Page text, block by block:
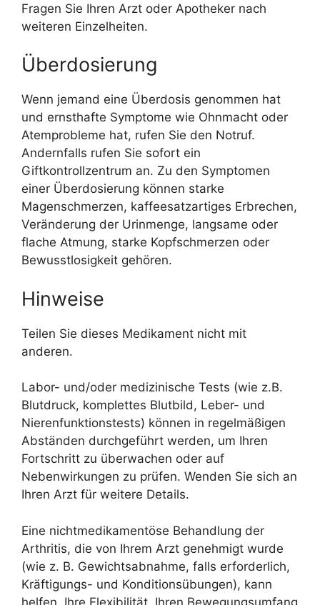
Fragen Sie Ihren Arzt oder Apotheker nach
weiteren Einzelheiten.
Überdosierung
Wenn jemand eine Überdosis genommen hat
und ernsthafte Symptome wie Ohnmacht oder
Atemprobleme hat, rufen Sie den Notruf.
Andernfalls rufen Sie sofort ein
Giftkontrollzentrum an. Zu den Symptomen
einer Überdosierung können starke
Magenschmerzen, kaffeesatzartiges Erbrechen,
Veränderung der Urinmenge, langsame oder
flache Atmung, starke Kopfschmerzen oder
Bewusstlosigkeit gehören.
Hinweise
Teilen Sie dieses Medikament nicht mit
anderen.
Labor- und/oder medizinische Tests (wie z.B.
Blutdruck, komplettes Blutbild, Leber- und
Nierenfunktionstests) können in regelmäßigen
Abständen durchgeführt werden, um Ihren
Fortschritt zu überwachen oder auf
Nebenwirkungen zu prüfen. Wenden Sie sich an
Ihren Arzt für weitere Details.
Eine nichtmedikamentöse Behandlung der
Arthritis, die von Ihrem Arzt genehmigt wurde
(wie z. B. Gewichtsabnahme, falls erforderlich,
Kräftigungs- und Konditionsübungen), kann
helfen, Ihre Flexibilität, Ihren Bewegungsumfang